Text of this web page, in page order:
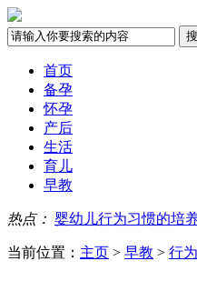
首页
备孕
怀孕
产后
生活
育儿
早教
热点： 婴幼儿行为习惯的培
当前位置： 主页 > 早教 > 行